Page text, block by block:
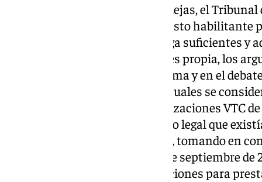
En el examen de fondo de las quejas, el
se haya incumplido el presupuesto habilitante
legislación de urgencia. Así, juzga suficientes y
de mero control externo que le es propia, los
exposición de motivos de la norma y en el
convalidación, en virtud de los cuales se
interés de los titulares de autorizaciones VTC
consumidores, solventar el vacío legal que
prestación en el ámbito urbano, tomando en
cumplimiento del plazo (el 30 de septiembre
a los titulares de tales autorizaciones para